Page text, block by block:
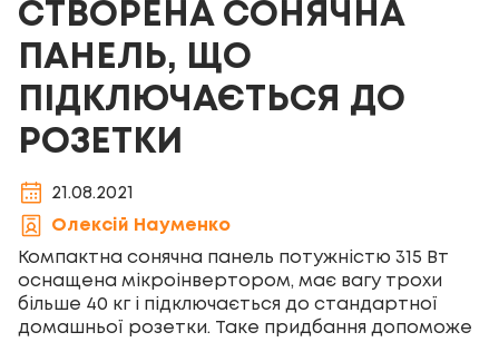
СТВОРЕНА СОНЯЧНА
ПАНЕЛЬ, ЩО
ПІДКЛЮЧАЄТЬСЯ ДО
РОЗЕТКИ
21.08.2021
Олексій Науменко
Компактна сонячна панель потужністю 315 Вт
оснащена мікроінвертором, має вагу трохи
більше 40 кг і підключається до стандартної
домашньої розетки. Таке придбання допоможе